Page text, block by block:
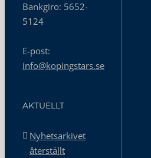
Bankgiro: 5652-
5124
E-post:
info@kopingstars.se
AKTUELLT
Nyhetsarkivet
återställt